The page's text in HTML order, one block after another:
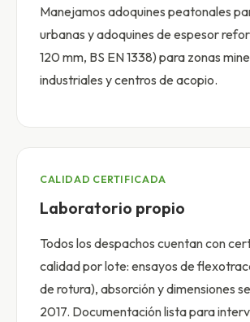
Manejamos adoquines peatonales
urbanas y adoquines de espesor
120 mm, BS EN 1338) para zonas
industriales y centros de acopio.
CALIDAD CERTIFICADA
Laboratorio propio
Todos los despachos cuentan con
calidad por lote: ensayos de
de rotura), absorción y dimensiones
2017. Documentación lista para